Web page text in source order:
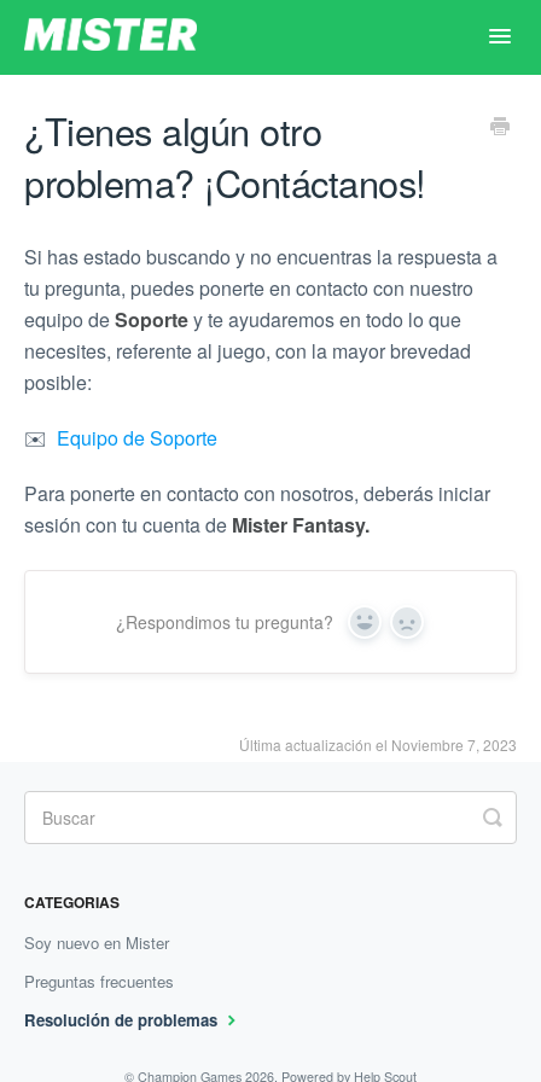
Inicio
Dudas por tema
Contacto
¿Tienes algún otro
problema? ¡Contáctanos!
Si has estado buscando y no encuentras la respuesta a
tu pregunta, puedes ponerte en contacto con nuestro
equipo deSoportey te ayudaremos en todo lo que
necesites, referente al juego, con la mayor brevedad
posible:
✉️ Equipo de Soporte
Para ponerte en contacto con nosotros, deberás iniciar
sesión con tu cuenta de Mister Fantasy.
¿Respondimos tu pregunta? Yes No
Última actualización el Noviembre 7, 2023
CATEGORIAS
Soy nuevo en Mister
Preguntas frecuentes
Resolución de problemas
© Champion Games 2026. Powered by Help Scout